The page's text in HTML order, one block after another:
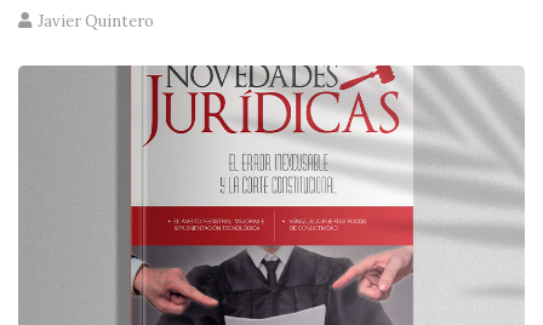
Javier Quintero